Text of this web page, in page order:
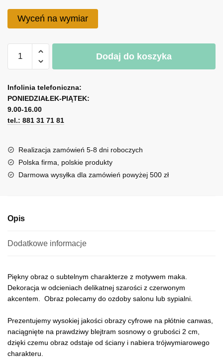
Wyceń na wymiar
Obraz
motywem
maka
na
polanie
Dodaj do koszyka
l
t
e
r
a
t
i
Infolinia telefoniczna:
PONIEDZIAŁEK-PIĄTEK:
9.00-16.00
tel.: 881 31 71 81
Realizacja zamówień 5-8 dni roboczych
Polska firma, polskie produkty
Darmowa wysyłka dla zamówień powyżej 500 zł
Opis
Dodatkowe informacje
Piękny obraz o subtelnym charakterze z motywem maka.
Dekoracja w odcieniach delikatnej szarości z czerwonym
akcentem. Obraz polecamy do ozdoby salonu lub sypialni.
Prezentujemy wysokiej jakości obrazy cyfrowe na płótnie canwas,
naciągnięte na prawdziwy blejtram sosnowy o grubości 2 cm,
dzięki czemu obraz odstaje od ściany i nabiera trójwymiarowego
charakteru.